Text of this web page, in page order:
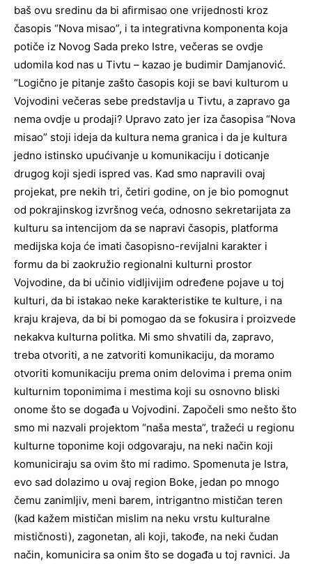
baš ovu sredinu da bi afirmisao one vrijednosti kroz
časopis “Nova misao”, i ta integrativna komponenta koja
potiče iz Novog Sada preko Istre, večeras se ovdje
udomila kod nas u Tivtu – kazao je budimir Damjanović.
“Logično je pitanje zašto časopis koji se bavi kulturom u
Vojvodini večeras sebe predstavlja u Tivtu, a zapravo ga
nema ovdje u prodaji? Upravo zato jer iza časopisa “Nova
misao” stoji ideja da kultura nema granica i da je kultura
jedno istinsko upućivanje u komunikaciju i doticanje
drugog koji sjedi ispred vas. Kad smo napravili ovaj
projekat, pre nekih tri, četiri godine, on je bio pomognut
od pokrajinskog izvršnog veća, odnosno sekretarijata za
kulturu sa intencijom da se napravi časopis, platforma
medijska koja će imati časopisno-revijalni karakter i
formu da bi zaokružio regionalni kulturni prostor
Vojvodine, da bi učinio vidljivijim određene pojave u toj
kulturi, da bi istakao neke karakteristike te kulture, i na
kraju krajeva, da bi bi pomogao da se fokusira i proizvede
nekakva kulturna politka. Mi smo shvatili da, zapravo,
treba otvoriti, a ne zatvoriti komunikaciju, da moramo
otvoriti komunikaciju prema onim delovima i prema onim
kulturnim toponimima i mestima koji su osnovno bliski
onome što se događa u Vojvodini. Započeli smo nešto što
smo mi nazvali projektom “naša mesta”, tražeći u regionu
kulturne toponime koji odgovaraju, na neki način koji
komuniciraju sa ovim što mi radimo. Spomenuta je Istra,
evo sad dolazimo u ovaj region Boke, jedan po mnogo
čemu zanimljiv, meni barem, intrigantno mističan teren
(kad kažem mističan mislim na neku vrstu kulturalne
mističnosti), zagonetan, ali koji, takođe, na neki čudan
način, komunicira sa onim što se događa u toj ravnici. Ja